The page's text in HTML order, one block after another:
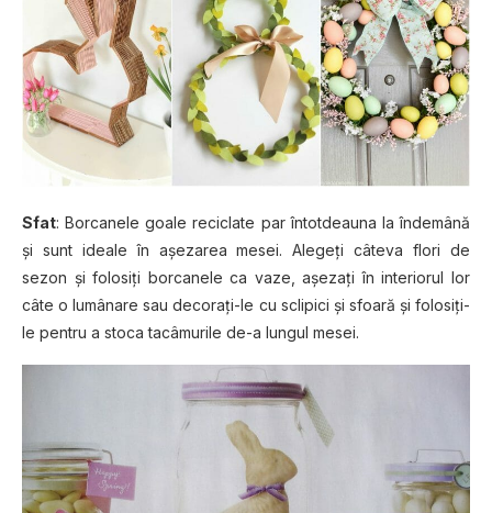
Sfat: Borcanele goale reciclate par întotdeauna la îndemână
şi sunt ideale în aşezarea mesei. Alegeţi câteva flori de
sezon şi folosiţi borcanele ca vaze, aşezaţi în interiorul lor
câte o lumânare sau decoraţi-le cu sclipici şi sfoară şi folosiţi-
le pentru a stoca tacâmurile de-a lungul mesei.